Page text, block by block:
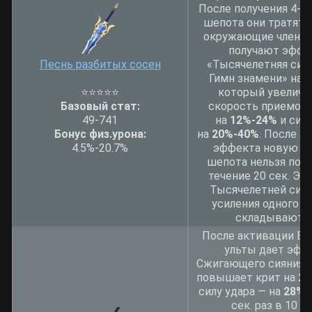
Песнь разбитых сосен
⭐⭐⭐⭐⭐
Базовый стат:
49-741
Бонус физ.урона:
4.5%-20.7%
После получения 4-
шепота они
окружающие члены
получают
«Тысячелетняя
Гимн знамени» на
который
скорость приемов
на 12%-24% и
на 20%-40%. После
эффекта новую
шепота нельзя
течение 20 сек.
Тысячелетней
усиления одного
После активации
ульты дает
Сжигающего сияния,
повышает крит на
силу удара — на 28%-
сек. раз в 10